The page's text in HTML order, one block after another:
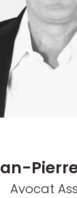
Avocat